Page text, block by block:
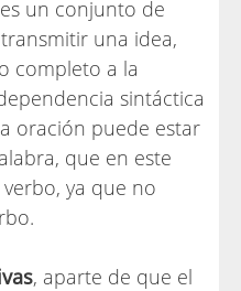
un conjunto de
una idea,
completo a la
sintáctica
oración puede estar
que en este
ya que no
, aparte de que el